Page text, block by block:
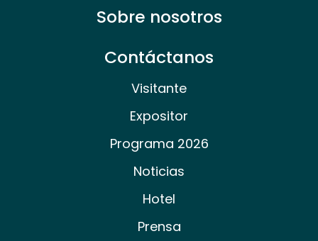
Sobre nosotros
Contáctanos
Visitante
Expositor
Programa 2026
Noticias
Hotel
Prensa